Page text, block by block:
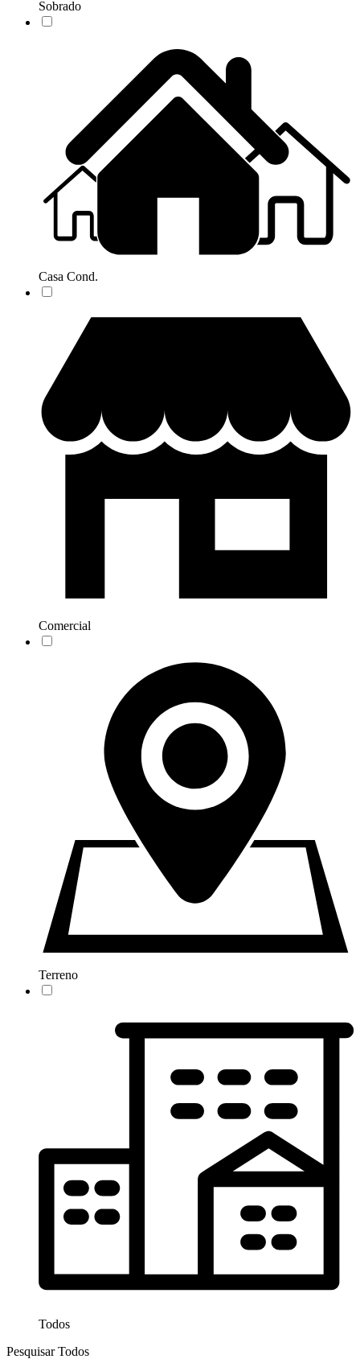
Sobrado
Casa Cond.
Comercial
Terreno
Todos
Pesquisar Todos